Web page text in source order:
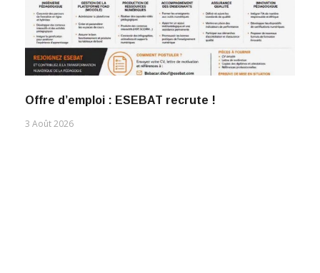
Offre d’emploi : ESEBAT recrute !
3 Août 2026